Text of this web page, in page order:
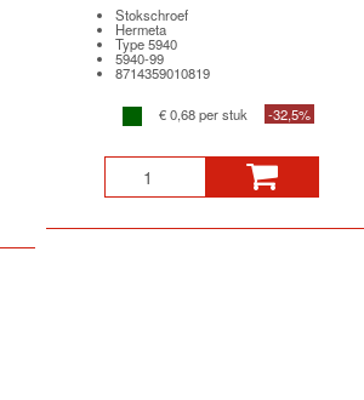
Stokschroef
Hermeta
Type 5940
5940-99
8714359010819
€ 0,68 per stuk -32,5%